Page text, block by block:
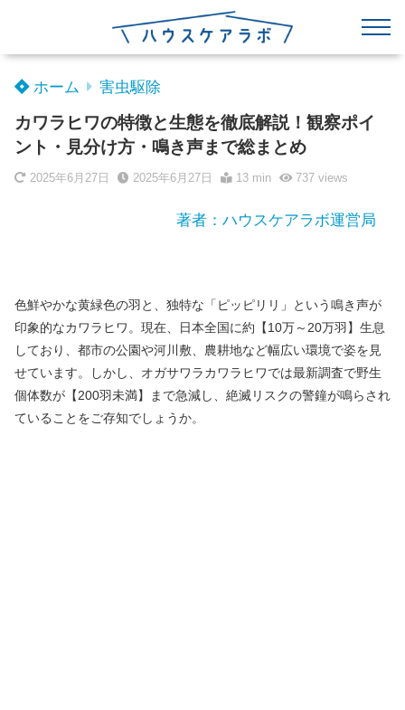
ホーム 害虫駆除
カワラヒワの特徴と生態を徹底解説！観察ポイ
ント・見分け方・鳴き声まで総まとめ
2025年6月27日 2025年6月27日 13 min 737 views
著者：ハウスケアラボ運営局
色鮮やかな黄緑色の羽と、独特な「ピッピリリ」という鳴き声が
印象的なカワラヒワ。現在、日本全国に約【10万～20万羽】生息
しており、都市の公園や河川敷、農耕地など幅広い環境で姿を見
せています。しかし、オガサワラカワラヒワでは最新調査で野生
個体数が【200羽未満】まで急減し、絶滅リスクの警鐘が鳴らされ
ていることをご存知でしょうか。